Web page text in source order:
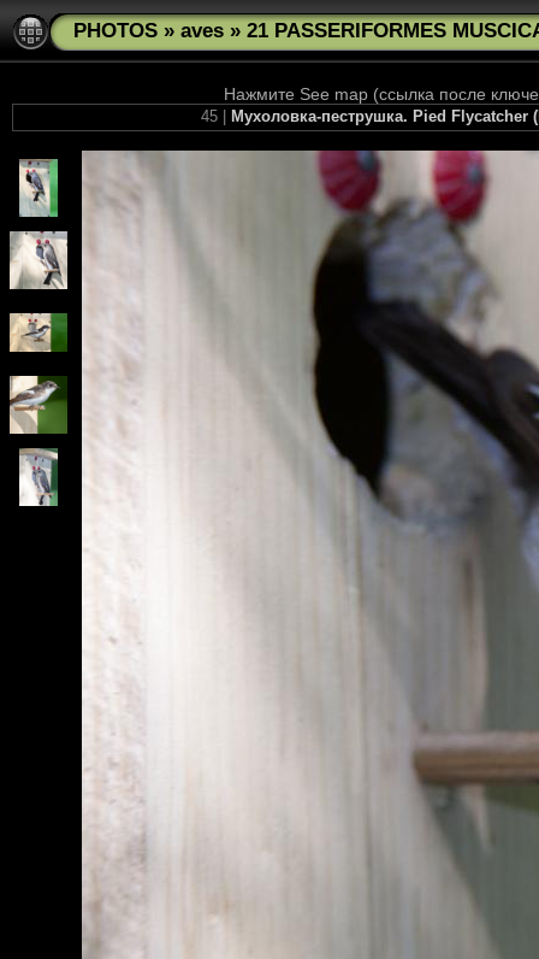
PHOTOS » aves » 21 PASSERIFORMES
Нажмите See map (ссылка после
45 | Мухоловка-пеструшка. Pied